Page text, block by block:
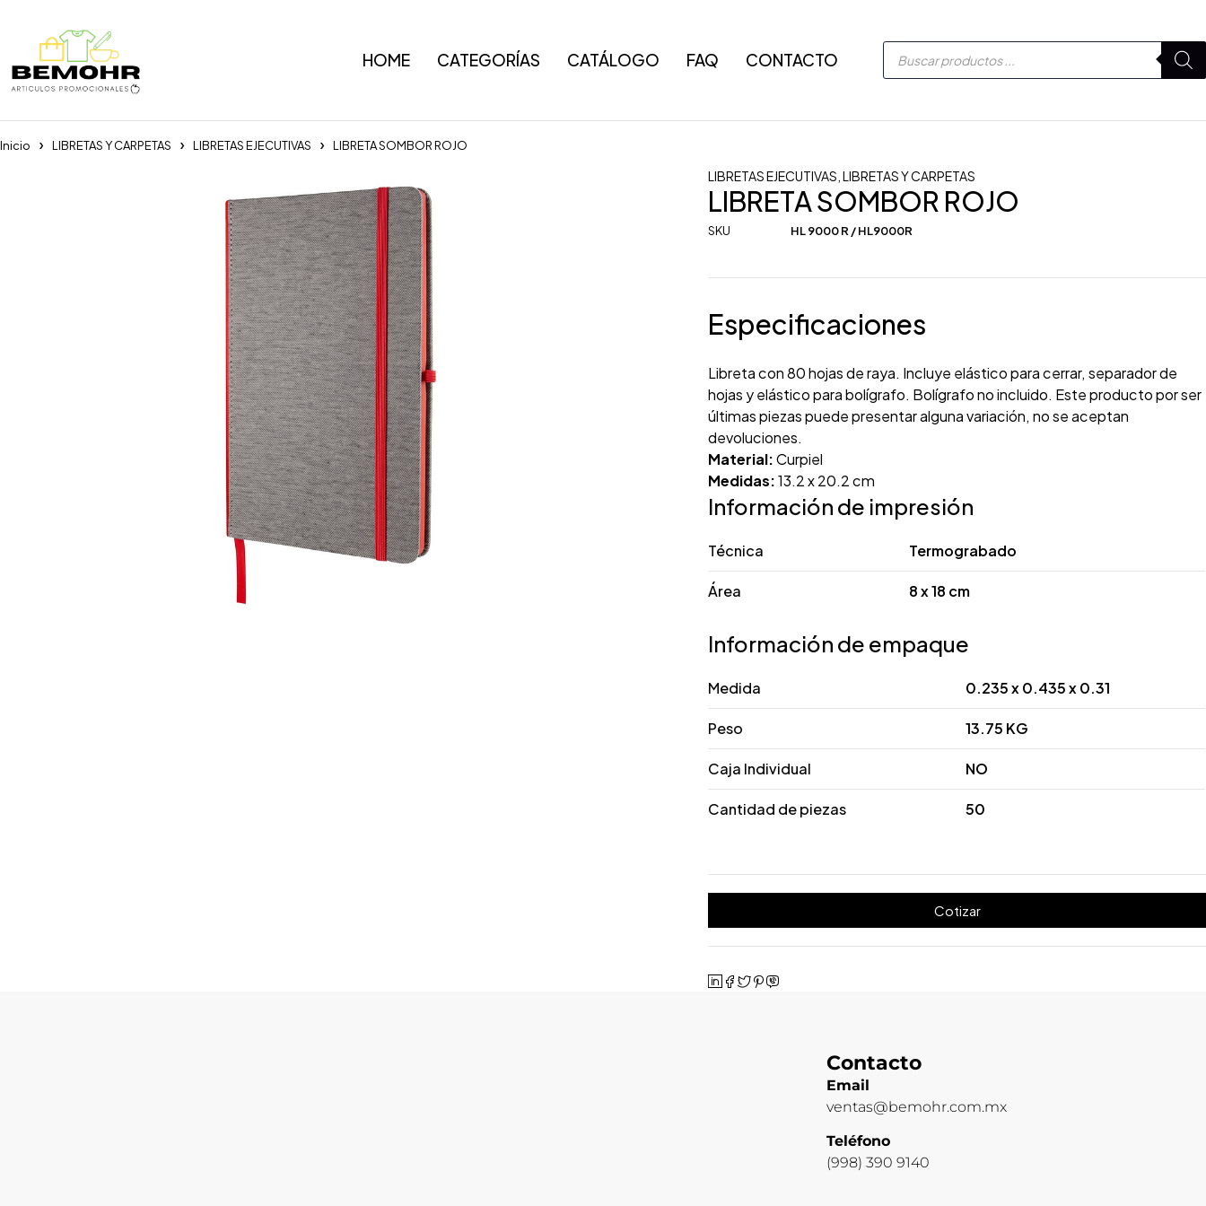
HOME CATEGORÍAS CATÁLOGO FAQ CONTACTO
Inicio LIBRETAS Y CARPETAS LIBRETAS EJECUTIVAS LIBRETA SOMBOR ROJO
LIBRETAS EJECUTIVAS ,LIBRETAS Y CARPETAS
LIBRETA SOMBOR ROJO
SKU HL 9000 R / HL9000R
Especificaciones
Libreta con 80 hojas de raya. Incluye elástico para cerrar, separador de
hojas y elástico para bolígrafo. Bolígrafo no incluido. Este producto por ser
últimas piezas puede presentar alguna variación, no se aceptan
devoluciones.
Material:Curpiel
Medidas:13.2 x 20.2 cm
Información de impresión
Técnica Termograbado
Área 8 x 18 cm
Información de empaque
Medida 0.235 x 0.435 x 0.31
Peso 13.75 KG
Caja Individual NO
Cantidad de piezas 50
Cotizar
Contacto
Email
ventas@bemohr.com.mx
Teléfono
(998) 390 9140